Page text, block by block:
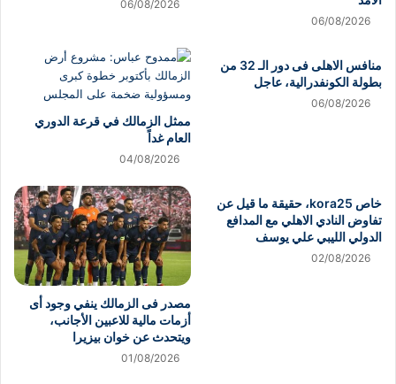
06/08/2026
06/08/2026
منافس الاهلى فى دور الـ 32 من
بطولة الكونفدرالية، عاجل
06/08/2026
ممثل الزمالك في قرعة الدوري
العام غداً
04/08/2026
خاص kora25، حقيقة ما قيل عن
تفاوض النادي الاهلي مع المدافع
الدولي الليبي علي يوسف
02/08/2026
مصدر فى الزمالك ينفي وجود أى
أزمات مالية للاعبين الأجانب،
ويتحدث عن خوان بيزيرا
01/08/2026